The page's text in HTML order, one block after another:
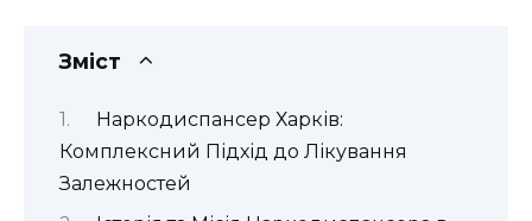
Зміст
Наркодиспансер Харків:
Комплексний Підхід до Лікування
Залежностей